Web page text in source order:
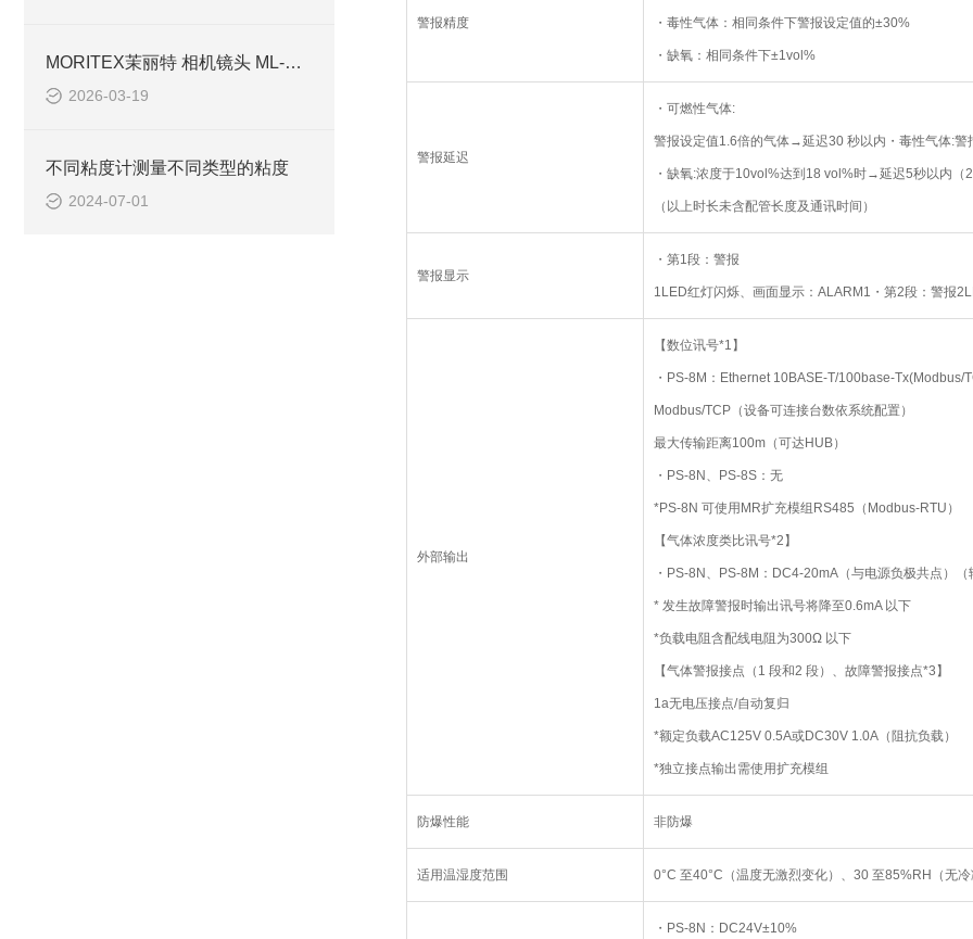
MORITEX茉丽特 相机镜头 ML-M2518HR简介
2026-03-19
不同粘度计测量不同类型的粘度
2024-07-01
警报精度 ・毒性气体：相同条件下警报设定值的±30%
・缺氧：相同条件下±1vol%
警报延迟
・可燃性气体:
警报设定值1.6倍的气体→延迟30 秒以内・毒性气体:
・缺氧:浓度于10vol%达到18 vol%时→延迟5秒以内（
（以上时长未含配管长度及通讯时间）
警报显示
・第1段：警报
1LED红灯闪烁、画面显示：ALARM1・第2段：警报
外部输出
【数位讯号*1】
・PS-8M：Ethernet 10BASE-T/100base-Tx(Modbus/
Modbus/TCP（设备可连接台数依系统配置）
最大传输距离100m（可达HUB）
・PS-8N、PS-8S：无
*PS-8N 可使用MR扩充模组RS485（Modbus-RTU）
【气体浓度类比讯号*2】
・PS-8N、PS-8M：DC4-20mA（与电源负极共点）（
* 发生故障警报时输出讯号将降至0.6mA 以下
*负载电阻含配线电阻为300Ω 以下
【气体警报接点（1 段和2 段）、故障警报接点*3】
1a无电压接点/自动复归
*额定负载AC125V 0.5A或DC30V 1.0A（阻抗负载）
*独立接点输出需使用扩充模组
防爆性能 非防爆
适用温湿度范围 0°C 至40°C（温度无激烈变化）、30 至85%RH（无冷
・PS-8N：DC24V±10%